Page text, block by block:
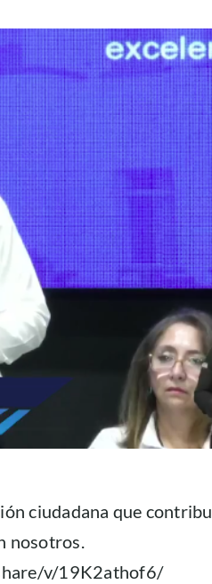
ciudadana que
nosotros.
v/19K2athof6/